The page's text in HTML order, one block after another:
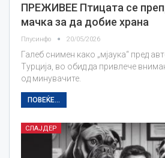
ПРЕЖИВЕЕ Птицата се
мачка за да добие храна
Плусинфо 20/05/2026
Галеб снимен како „мјаука“ пред
Турција, во обид да привлече
од минувачите.
ПОВЕЌЕ...
СЛАЈДЕР